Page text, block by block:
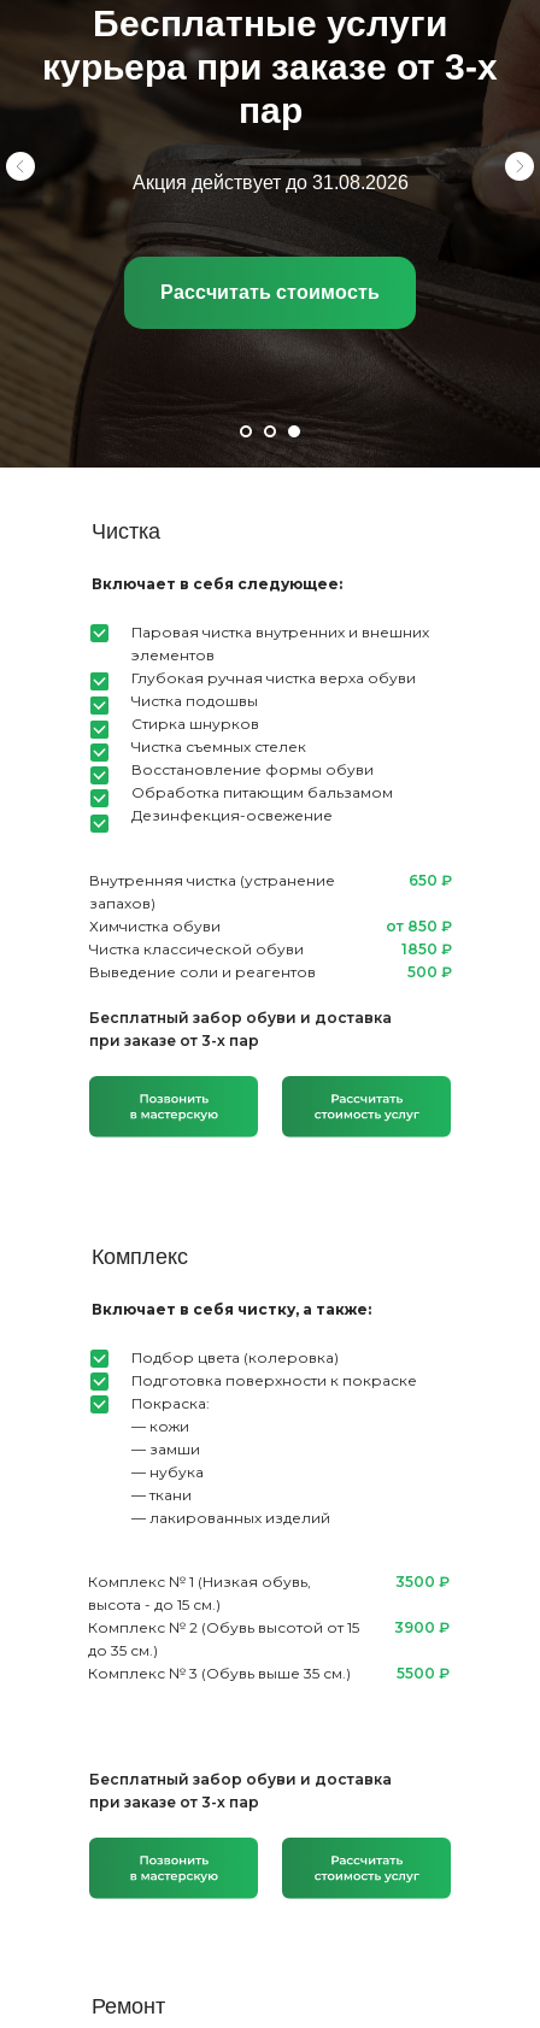
Бесплатные услуги
курьера при заказе от 3-х
пар
Акция действует до 31.08.2026
Рассчитать стоимость
Чистка
Включает в себя следующее:
Внутренняя чистка (устранение
запахов)
Химчистка обуви
Чистка классической обуви
Выведение соли и реагентов
Паровая чистка внутренних и внешних
элементов
Глубокая ручная чистка верха обуви
Чистка подошвы
Стирка шнурков
Чистка съемных стелек
Восстановление формы обуви
Обработка питающим бальзамом
Дезинфекция-освежение
650 ₽
от 850 ₽
1850 ₽
500 ₽
Бесплатный забор обуви и доставка
при заказе от 3-х пар
Комплекс
Включает в себя чистку, а также:
Комплекс № 1 (Низкая обувь,
высота - до 15 см.)
Комплекс № 2 (Обувь высотой от 15
до 35 см.)
Комплекс № 3 (Обувь выше 35 см.)
Подбор цвета (колеровка)
Подготовка поверхности к покраске
Покраска:
— кожи
— замши
— нубука
— ткани
— лакированных изделий
Бесплатный забор обуви и доставка
при заказе от 3-х пар
3500 ₽
3900 ₽
5500 ₽
Ремонт